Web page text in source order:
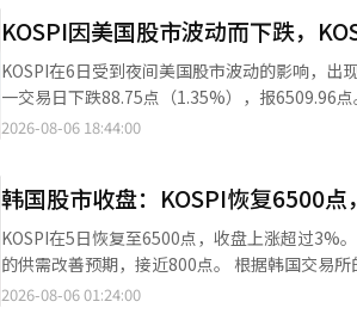
程（1.82%）、利诺工业（1.35%）、生态工
IPS（-3.28%）和周成工程（-2.52%）则出现下跌。 新韩投资证券的研究员强振赫表示：“在宏观环境稳
下，半导体股仍然存在波动，导致证券市场触
与KOSPI的不同走势。”※ 本报道经人工智能
别占24%。灵感版的高选择比例反映了消费者
汽油车型的受欢迎程度持续上升，而HEV车型
车型的燃油经济性预计在17英寸轮胎标准下
件定义车辆（SDV）时代，客户的期望水平正
通过多样化的选择提供先进的移动出行体验。”
车市场的一半。※ 本报道经人工智能（AI）系
KOSPI因美国股市波动而下跌，
KOSPI在6日受到夜间美国股市波动的影响，出现调整走势。 根据韩国交易所的数据，截至上
一交易日下跌88.75点（1.35%），报6509.96点。 在证券市场上，机构投资者净卖出730亿韩元，而个人和外国
者分别净买入782亿韩元和71亿韩元。 KOSPI市值前列的股票大多呈现下跌趋势。SK海力士（-4.92%）、SK广场
（0.94%）和KB金融（0.12%）则小幅上涨。 同一时间，KOSDAQ指数较前一交易日上涨4.80点（0.60%），报
804.39点。 在KOSDAQ市场上，个人和机构分别净买入845亿韩元和44亿韩元，而外国投资者则净卖出873亿韩元。
KOSDAQ市值前列的股票表现不一。心特克（
态科技（1.94%）、生态科技BM（0.39%）等
尔特基（-1.26%）、利诺工业（-1.05%）、HLB（-0.29%）等则出现
2026-08-06 18:44:00
韩国股市收盘：KOSPI恢复6500点
KOSPI在5日恢复至6500点，收盘上涨超过3%
的供需改善预期，接近800点。 根据韩国交易所的数据，KOSPI收盘上涨239.30点（3.76%），报6598.26点。当天
上午9时24分，程序性买入暂停（买入侧卡）也曾被触发。 当天，韩国证券市场上，外国人净买
2026-08-06 01:24:00